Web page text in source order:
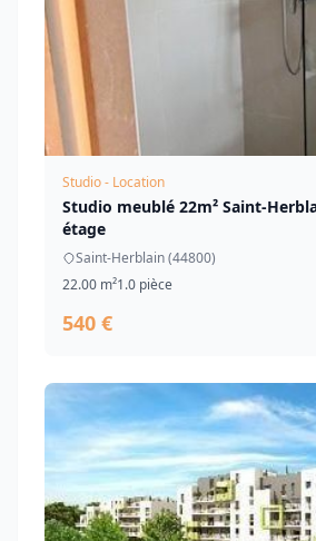
Studio - Location
Studio meublé 22m² Saint-
étage
Saint-Herblain (44800)
22.00 m²1.0 pièce
540 €